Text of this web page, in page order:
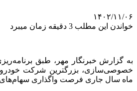
۱۴۰۲/۱۱/۰۶
خواندن این مطلب 3 دقیقه زمان میبرد
به گزارش خبرنگار مهر، طبق
ماه سال جاری فرصت واگذاری